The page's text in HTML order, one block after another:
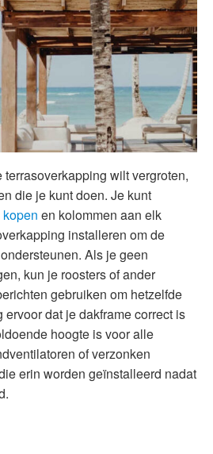
wilt vergroten,
die je kunt doen. Je kunt
en kolommen aan elk
installeren om de
Als je geen
kun je roosters of ander
gebruiken om hetzelfde
dat je dakframe correct is
hoogte is voor alle
of verzonken
erin worden geïnstalleerd nadat